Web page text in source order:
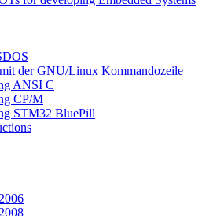
der GNU/Linux Kommandozeile
ANSI C
CP/M
STM32 BluePill